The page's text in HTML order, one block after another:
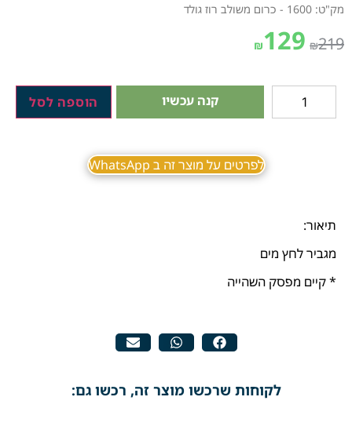
מק"ט: 1600 - כרום משולב רוז גולד
₪219
₪129
קנה עכשיו הוספה לסל
לפרטים על מוצר זה ב WhatsApp
תיאור:
מגביר לחץ מים
* קיים מפסק השהייה
לקוחות שרכשו מוצר זה, רכשו גם: